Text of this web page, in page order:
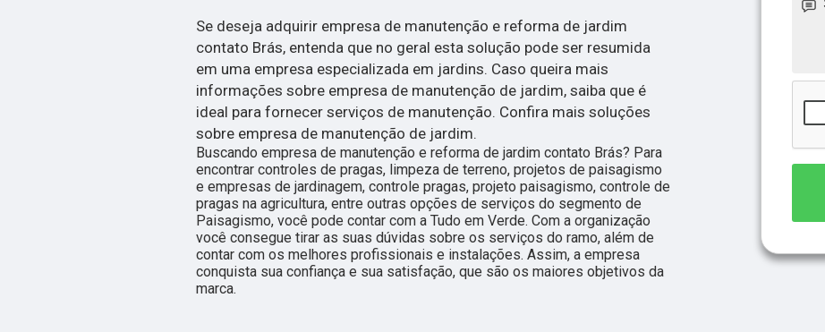
Se deseja adquirir empresa de manutenção e reforma de jardim
contato Brás, entenda que no geral esta solução pode ser resumida
em uma empresa especializada em jardins. Caso queira mais
informações sobre empresa de manutenção de jardim, saiba que é
ideal para fornecer serviços de manutenção. Confira mais soluções
sobre empresa de manutenção de jardim.
Buscando empresa de manutenção e reforma de jardim contato Brás? Para
encontrar controles de pragas, limpeza de terreno, projetos de paisagismo
e empresas de jardinagem, controle pragas, projeto paisagismo, controle de
pragas na agricultura, entre outras opções de serviços do segmento de
Paisagismo, você pode contar com a Tudo em Verde. Com a organização
você consegue tirar as suas dúvidas sobre os serviços do ramo, além de
contar com os melhores profissionais e instalações. Assim, a empresa
conquista sua confiança e sua satisfação, que são os maiores objetivos da
marca.